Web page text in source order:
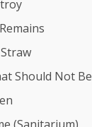
Should Not Be